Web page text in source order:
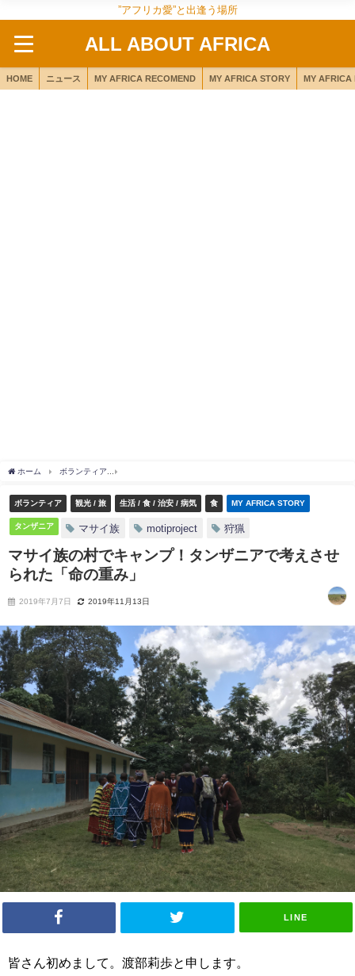
”アフリカ愛”と出逢う場所
ALL ABOUT AFRICA
HOME ニュース MY AFRICA RECOMEND MY AFRICA STORY MY AFRICA
ホーム ボランティア
ボランティア 観光 / 旅 生活 / 食 / 治安 / 病気 食 MY AFRICA STORY
タンザニア マサイ族 motiproject 狩猟
マサイ族の村でキャンプ！タンザニアで考えさせ
られた「命の重み」
2019年7月7日 2019年11月13日
LINE
皆さん初めまして。渡部莉歩と申します。